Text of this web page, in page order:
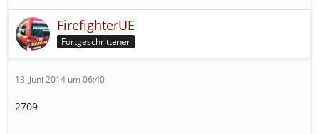
FirefighterUE
Fortgeschrittener
13. Juni 2014 um 06:40
2709